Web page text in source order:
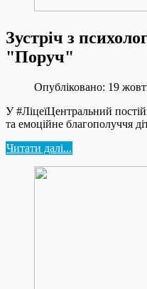
Зустріч з
"Поруч"
Опубліковано: 19
У #ЛіцеїЦентральний
та емоційне благополуччя
Читати далі...